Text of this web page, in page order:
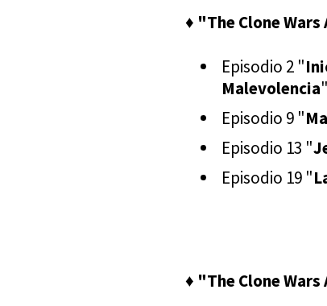
♦ "The Clone
Episodio 2 "
Malevolencia
Episodio 9 "
Episodio 13 "
Episodio 19 "
♦ "The Clone